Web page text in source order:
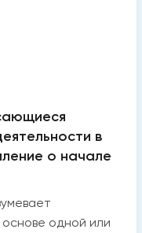
в
о начале
одной или